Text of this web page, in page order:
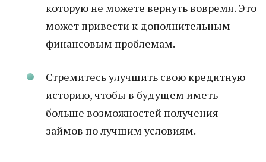
которую не можете вернуть вовремя. Это
может привести к дополнительным
финансовым проблемам.
Стремитесь улучшить свою кредитную
историю, чтобы в будущем иметь
больше возможностей получения
займов по лучшим условиям.